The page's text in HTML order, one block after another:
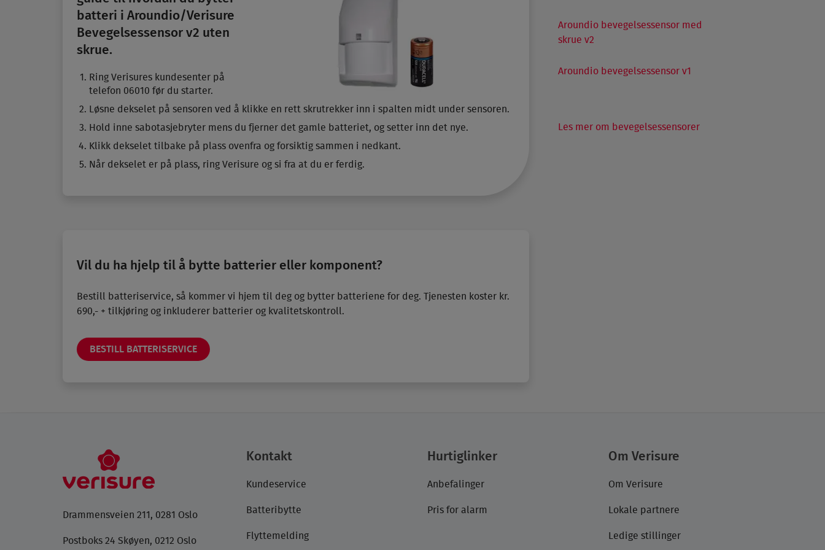
batteri i Aroundio/­Verisure
Bevegelses­sensor v2 uten
skrue.
Ring Verisures kundesenter på
telefon 06010 før du starter.
Løsne dekselet på sensoren ved å klikke en rett skrutrekker inn i spalten midt under sensoren.
Hold inne sabotasjebryter mens du fjerner det gamle batteriet, og setter inn det nye.
Klikk dekselet tilbake på plass ovenfra og forsiktig sammen i nedkant.
Når dekselet er på plass, ring Verisure og si fra at du er ferdig.
Aroundio bevegelsessensor med
skrue v2
Aroundio bevegelsessensor v1
Les mer om bevegelsessensorer
Vil du ha hjelp til å bytte batterier eller komponent?
Bestill batteriservice, så kommer vi hjem til deg og bytter batteriene for deg. Tjenesten koster kr.
690,- + tilkjøring og inkluderer batterier og kvalitetskontroll.
BESTILL BATTERISERVICE
Drammensveien 211, 0281 Oslo
Postboks 24 Skøyen, 0212 Oslo
Kontakt
Kundeservice
Batteribytte
Flyttemelding
Hurtiglinker
Anbefalinger
Pris for alarm
Om Verisure
Om Verisure
Lokale partnere
Ledige stillinger